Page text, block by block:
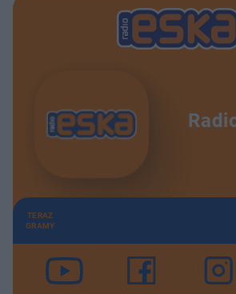
TERAZ
GRAMY